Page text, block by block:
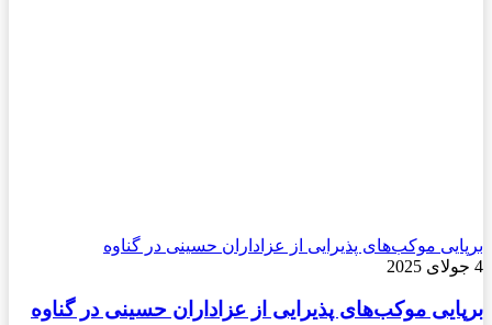
برپایی موکب‌های پذیرایی از عزاداران حسینی در گناوه
4 جولای 2025
برپایی موکب‌های پذیرایی از عزاداران حسینی در گناوه